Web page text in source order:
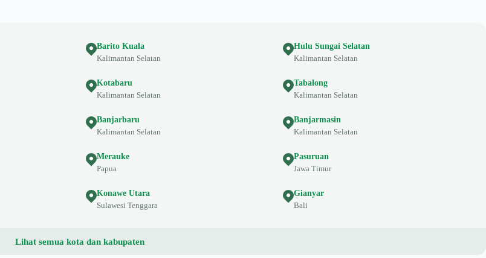
Barito Kuala
Kalimantan Selatan
Hulu Sungai Selatan
Kalimantan Selatan
Kotabaru
Kalimantan Selatan
Tabalong
Kalimantan Selatan
Banjarbaru
Kalimantan Selatan
Banjarmasin
Kalimantan Selatan
Merauke
Papua
Pasuruan
Jawa Timur
Konawe Utara
Sulawesi Tenggara
Gianyar
Bali
Lihat semua kota dan kabupaten